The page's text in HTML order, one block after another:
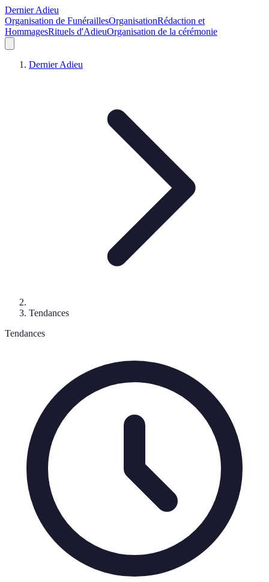
Dernier Adieu
Organisation de FunéraillesOrganisationRédaction et
HommagesRituels d'AdieuOrganisation de la cérémonie
Dernier Adieu
Tendances
Tendances